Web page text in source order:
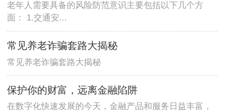
老年人需要具备的风险防范意识主要包括以下几个方
面： 1.交通安...
常见养老诈骗套路大揭秘
常见养老诈骗套路大揭秘
保护你的财富，远离金融陷阱
在数字化快速发展的今天，金融产品和服务日益丰富，